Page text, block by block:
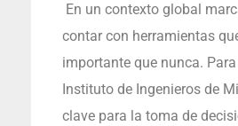
En un contexto global
contar con herramientas
importante que nunca.
Instituto de Ingenieros de
clave para la toma de